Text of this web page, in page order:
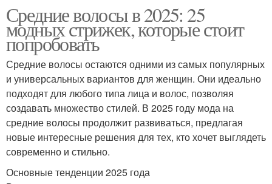
Средние волосы в 2025: 25
модных стрижек, которые стоит
попробовать
Средние волосы остаются одними из самых популярных
и универсальных вариантов для женщин. Они идеально
подходят для любого типа лица и волос, позволяя
создавать множество стилей. В 2025 году мода на
средние волосы продолжит развиваться, предлагая
новые интересные решения для тех, кто хочет выглядеть
современно и стильно.
Основные тенденции 2025 года